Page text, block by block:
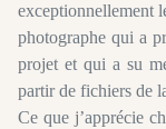
exceptionnellement
photographe qui a
projet et qui a su
partir de fichiers de
Ce que j’apprécie